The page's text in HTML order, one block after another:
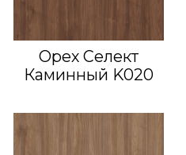
Орех Селект
Каминный K020